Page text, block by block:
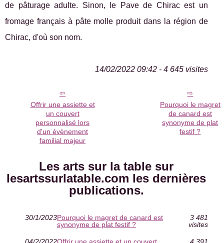
de pâturage adulte. Sinon, le Pave de Chirac est un
fromage français à pâte molle produit dans la région de
Chirac, d'où son nom.
14/02/2022 09:42 - 4 645 visites
Offrir une assiette et
un couvert
personnalisé lors
d'un évènement
familial majeur
Pourquoi le magret
de canard est
synonyme de plat
festif ?
Les arts sur la table sur
lesartssurlatable.com les dernières
publications.
30/1/2023Pourquoi le magret de canard est
synonyme de plat festif ?
3 481
visites